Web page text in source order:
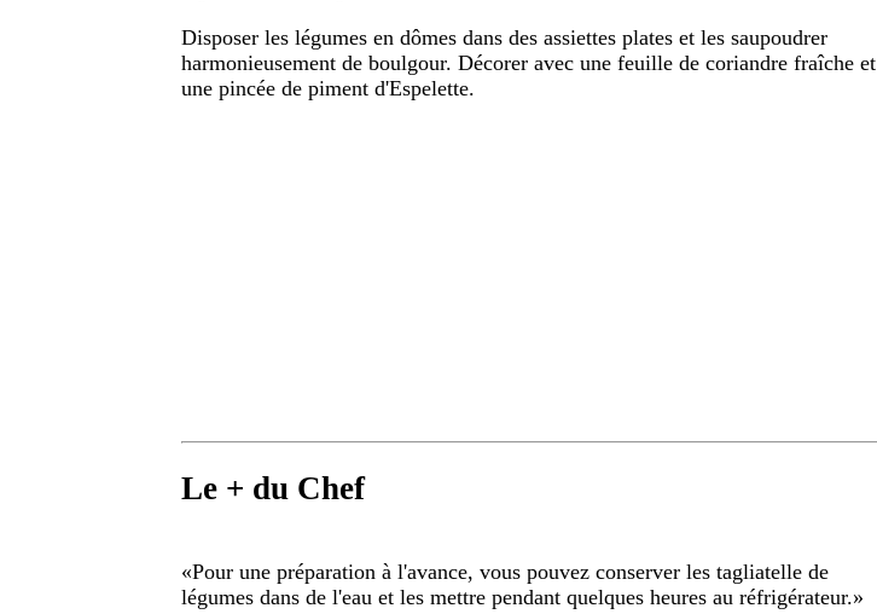
Disposer les légumes en dômes dans des assiettes plates et les saupoudrer
harmonieusement de boulgour. Décorer avec une feuille de coriandre fraîche et
une pincée de piment d'Espelette.
Le + du Chef
«Pour une préparation à l'avance, vous pouvez conserver les tagliatelle de
légumes dans de l'eau et les mettre pendant quelques heures au réfrigérateur.»